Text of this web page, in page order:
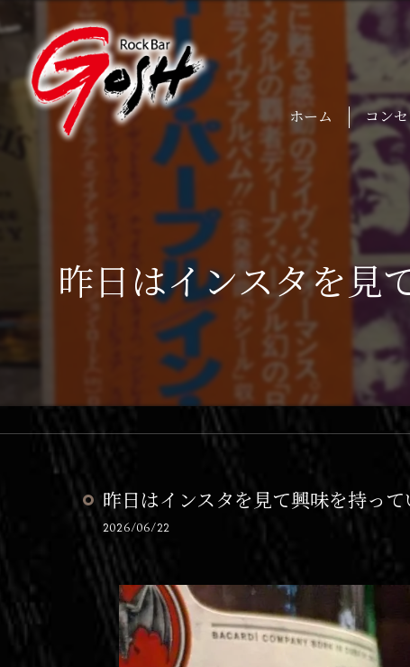
ホーム コン
昨日はインスタを見
昨日はインスタを見て興味を持っ
2026/06/22